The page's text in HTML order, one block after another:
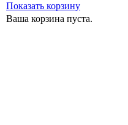
Показать корзину
Ваша корзина пуста.